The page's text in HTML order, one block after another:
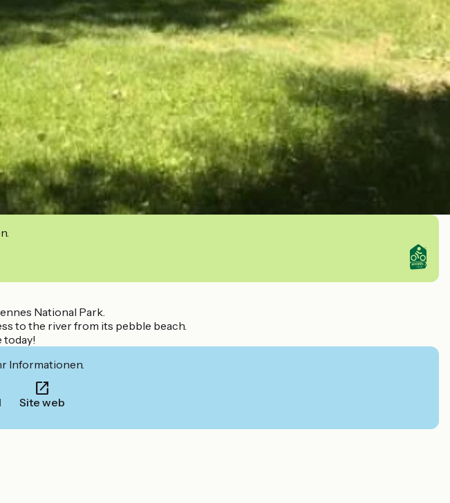
National Park.
to the river from its pebble beach.
today!
Informationen.
Site web